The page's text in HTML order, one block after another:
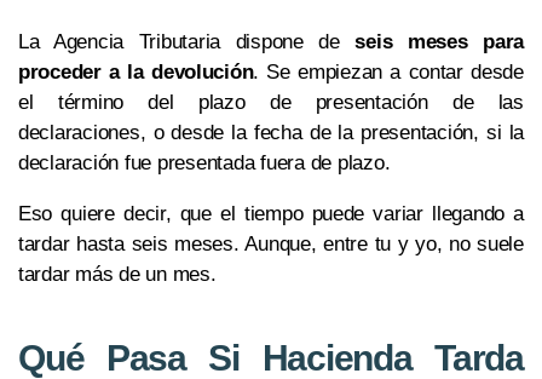
La Agencia Tributaria dispone deseis meses para
proceder a la devolución. Se empiezan a contar desde
el término del plazo de presentación de las
declaraciones, o desde la fecha de la presentación, si la
declaración fue presentada fuera de plazo.
Eso quiere decir, que el tiempo puede variar llegando a
tardar hasta seis meses. Aunque, entre tu y yo, no suele
tardar más de un mes.
Qué Pasa Si Hacienda Tarda